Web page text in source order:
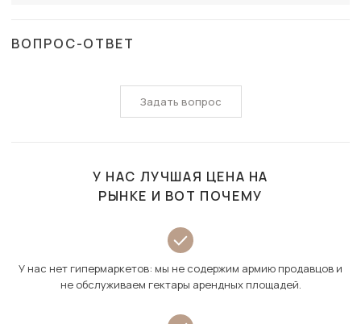
ВОПРОС-ОТВЕТ
Задать вопрос
У НАС ЛУЧШАЯ ЦЕНА НА
РЫНКЕ И ВОТ ПОЧЕМУ
У нас нет гипермаркетов: мы не содержим армию продавцов и
не обслуживаем гектары арендных площадей.